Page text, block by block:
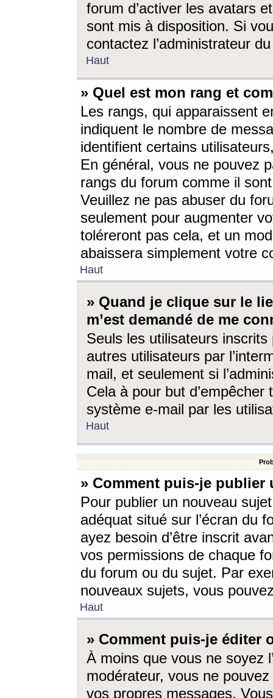
forum d’activer les avatars
sont mis à disposition. Si
contactez l’administrateur
Haut
» Quel est mon rang et
Les rangs, qui apparaissent
indiquent le nombre de
identifient certains
En général, vous ne pouvez
rangs du forum comme il
Veuillez ne pas abuser du
seulement pour augmenter
toléreront pas cela, et un
abaissera simplement votre
Haut
» Quand je clique sur le
m’est demandé de me
Seuls les utilisateurs
autres utilisateurs par
mail, et seulement si
Cela à pour but
système e-mail par les
Haut
» Comment puis-je
Pour publier un nouveau
adéquat situé sur l’écran du
ayez besoin d’être inscrit
vos permissions de chaque
du forum ou du sujet. Par
nouveaux sujets, vous
Haut
» Comment puis-je éditer
À moins que vous ne soyez
modérateur, vous ne
vos propres messages.